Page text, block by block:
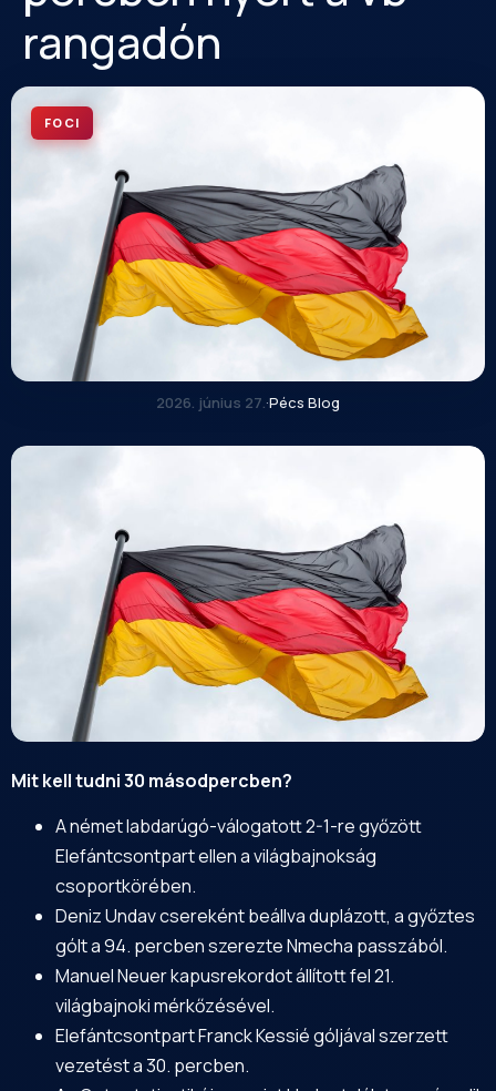
rangadón
FOCI
2026. június 27.·Pécs Blog
Mit kell tudni 30 másodpercben?
A német labdarúgó-válogatott 2-1-re győzött
Elefántcsontpart ellen a világbajnokság
csoportkörében.
Deniz Undav csereként beállva duplázott, a győztes
gólt a 94. percben szerezte Nmecha passzából.
Manuel Neuer kapusrekordot állított fel 21.
világbajnoki mérkőzésével.
Elefántcsontpart Franck Kessié góljával szerzett
vezetést a 30. percben.